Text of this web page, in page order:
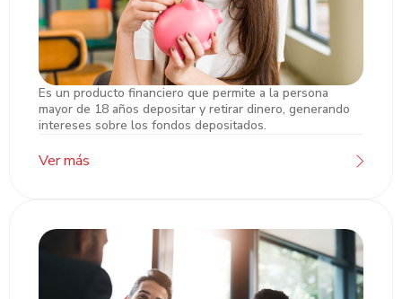
Cuentas de Ahorro Remesas
Es un producto financiero que permite a la persona
mayor de 18 años depositar y retirar dinero, generando
intereses sobre los fondos depositados.
Ver más